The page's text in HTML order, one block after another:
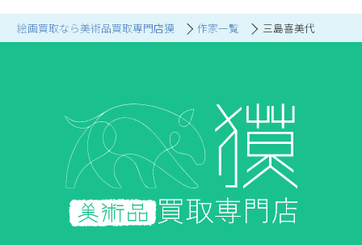
絵画買取なら美術品買取専門店獏 作家一覧 三島喜美代